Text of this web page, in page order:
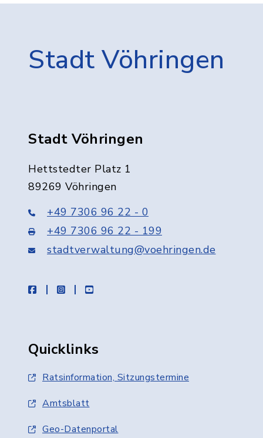
Stadt Vöhringen
Stadt Vöhringen
Hettstedter Platz 1
89269 Vöhringen
+49 7306 96 22 - 0
+49 7306 96 22 - 199
stadtverwaltung@voehringen.de
facebookinstagramyoutube
Quicklinks
Ratsinformation, Sitzungstermine
Amtsblatt
Geo-Datenportal